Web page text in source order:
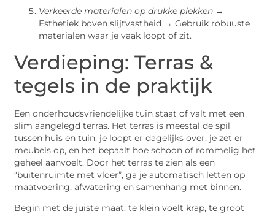
Verkeerde materialen op drukke plekken →
Esthetiek boven slijtvastheid → Gebruik robuuste
materialen waar je vaak loopt of zit.
Verdieping: Terras &
tegels in de praktijk
Een onderhoudsvriendelijke tuin staat of valt met een
slim aangelegd terras. Het terras is meestal de spil
tussen huis en tuin: je loopt er dagelijks over, je zet er
meubels op, en het bepaalt hoe schoon of rommelig het
geheel aanvoelt. Door het terras te zien als een
“buitenruimte met vloer”, ga je automatisch letten op
maatvoering, afwatering en samenhang met binnen.
Begin met de juiste maat: te klein voelt krap, te groot